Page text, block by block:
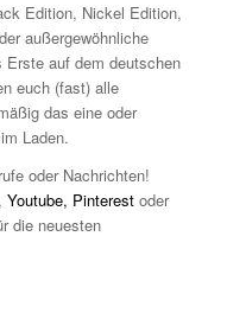
Edition, Nickel Edition,
außergewöhnliche
Erste auf dem deutschen
euch (fast) alle
das eine oder
Laden.
oder Nachrichten!
Youtube, Pinterestoder
die neuesten